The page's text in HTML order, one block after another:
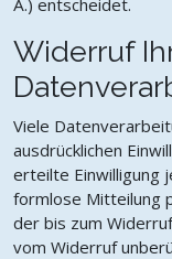
Widerruf
Viele
ausdrücklichen
erteilte Einwilligung
formlose Mitteilung
der bis zum
vom Widerruf